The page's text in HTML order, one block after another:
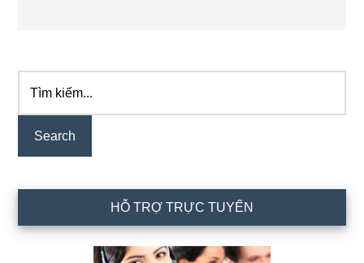
Primary
Sidebar
kiếm...
HỖ TRỢ TRỰC TUYẾN